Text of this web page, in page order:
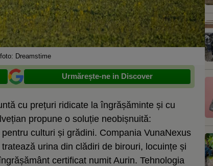
Dreamstime
Urmărește-ne in Discover
cu prețuri ridicate la îngrășăminte și cu
propune o soluție neobișnuită:
culturi și grădini. Compania VunaNexus
urina din clădiri de birouri, locuințe și
certificat numit Aurin. Tehnologia